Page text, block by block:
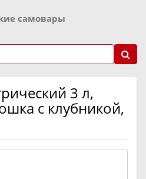
самовары
3 л,
с клубникой,